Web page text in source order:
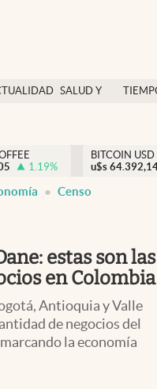
SALUD Y
México
1.19%
BITCOIN USD
u$s
Censo
estas son las
en Colombia
Antioquia y Valle
de negocios del
la economía